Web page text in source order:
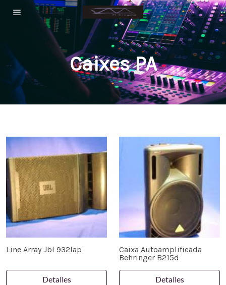
Caixes PA
Line Array Jbl 932lap
Detalles
Caixa Autoamplificada
Behringer B215d
Detalles